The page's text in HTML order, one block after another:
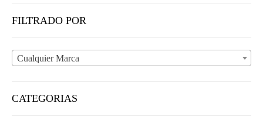
FILTRADO POR
Cualquier Marca
CATEGORIAS